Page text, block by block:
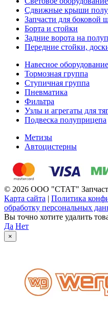
Сдвижные крыши
Запчасти для боковой
Борта и стойки
Задние ворота на
Передние стойки,
Навесное
Тормозная группа
Ступичная группа
Пневматика
Фильтра
Узлы и агрегаты для
Подвеска полуприцепа
Метизы
Автоцистерны
© 2026 ООО "СТАТ"
Карта сайта | Политика
обработку персональных
Вы точно хотите удалить
Да Нет
×